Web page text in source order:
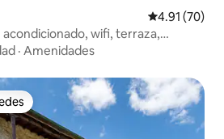
Calificación
4.91 (70)
acondicionado, wifi, terraza,
· Amenidades